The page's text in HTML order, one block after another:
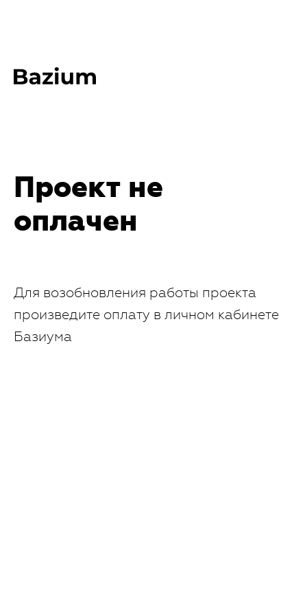
Проект не
оплачен
Для возобновления работы проекта
произведите оплату в личном кабинете
Базиума